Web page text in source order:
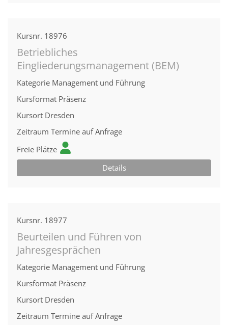
Kursnr. 18976
Betriebliches
Eingliederungsmanagement (BEM)
Kategorie Management und Führung
Kursformat Präsenz
Kursort Dresden
Zeitraum Termine auf Anfrage
Freie Plätze
Details
Kursnr. 18977
Beurteilen und Führen von
Jahresgesprächen
Kategorie Management und Führung
Kursformat Präsenz
Kursort Dresden
Zeitraum Termine auf Anfrage